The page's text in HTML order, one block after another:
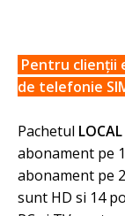
Pentru clienții
de telefonie
Pachetul
abonament pe
abonament pe
sunt HD si 14